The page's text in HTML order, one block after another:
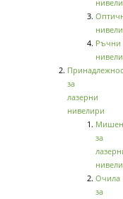
Ръчни
за
лазерни
нивелири
за
Очила
за